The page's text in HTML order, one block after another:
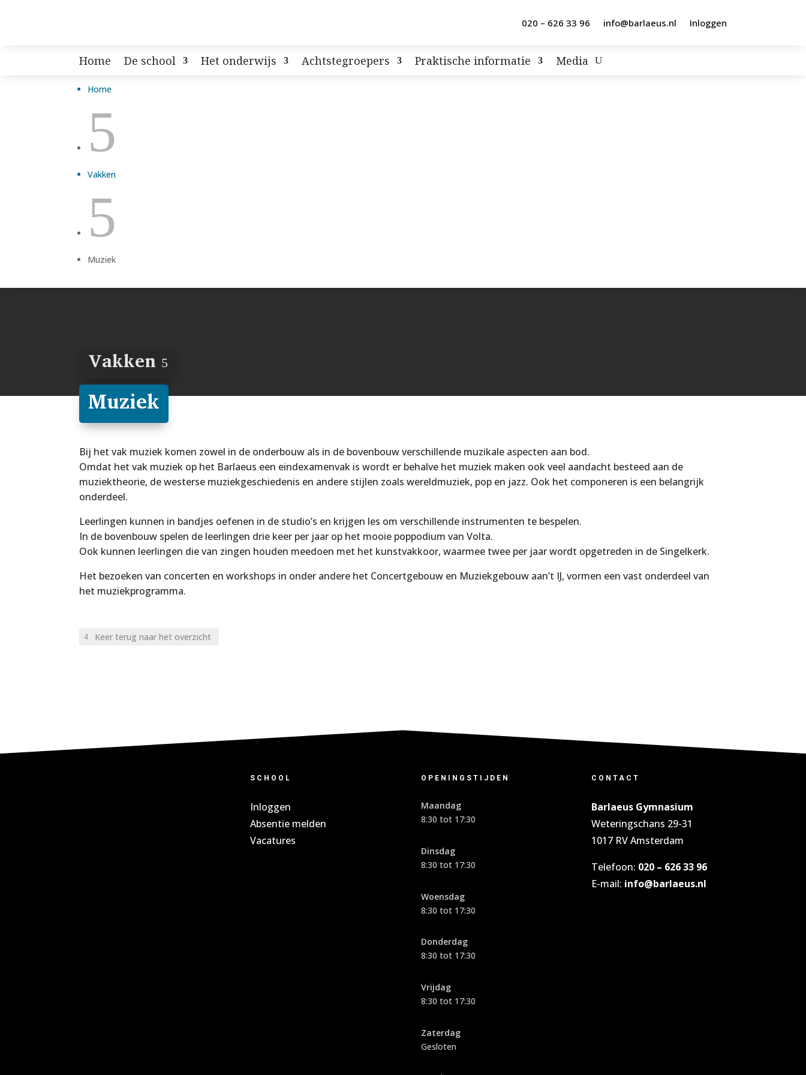
020 – 626 33 96 info@barlaeus.nl Inloggen
Home De school Het onderwijs Achtstegroepers Praktische informatie Media
Home
5
Vakken
5
Muziek
Vakken 5
Muziek
Bij het vak muziek komen zowel in de onderbouw als in de bovenbouw verschillende muzikale aspecten aan bod.
Omdat het vak muziek op het Barlaeus een eindexamenvak is wordt er behalve het muziek maken ook veel aandacht besteed aan de
muziektheorie, de westerse muziekgeschiedenis en andere stijlen zoals wereldmuziek, pop en jazz. Ook het componeren is een belangrijk
onderdeel.
Leerlingen kunnen in bandjes oefenen in de studio’s en krijgen les om verschillende instrumenten te bespelen.
In de bovenbouw spelen de leerlingen drie keer per jaar op het mooie poppodium van Volta.
Ook kunnen leerlingen die van zingen houden meedoen met het kunstvakkoor, waarmee twee per jaar wordt opgetreden in de Singelkerk.
Het bezoeken van concerten en workshops in onder andere het Concertgebouw en Muziekgebouw aan’t IJ, vormen een vast onderdeel van
het muziekprogramma.
Keer terug naar het overzicht
SCHOOL
Inloggen
Absentie melden
Vacatures
OPENINGSTIJDEN
Maandag
8:30 tot 17:30
Dinsdag
8:30 tot 17:30
Woensdag
8:30 tot 17:30
Donderdag
8:30 tot 17:30
Vrijdag
8:30 tot 17:30
Zaterdag
Gesloten
CONTACT
Barlaeus Gymnasium
Weteringschans 29-31
1017 RV Amsterdam
Telefoon: 020 – 626 33 96
E-mail: info@barlaeus.nl